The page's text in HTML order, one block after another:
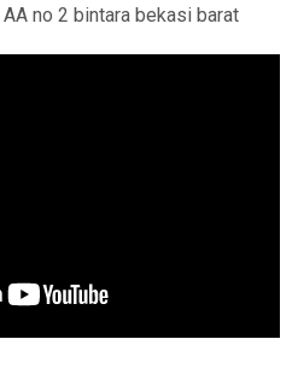
no 2 bintara bekasi barat